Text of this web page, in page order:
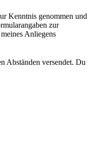
Kenntnis genommen und
zur
Anliegens
Abständen versendet. Du